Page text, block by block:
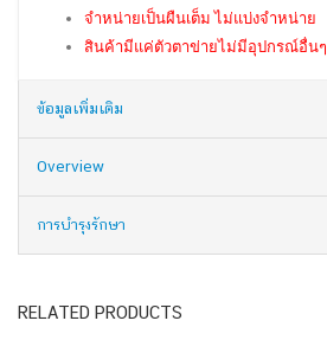
จำหน่ายเป็นผืนเต็ม ไม่แบ่งจำหน่าย
สินค้ามีแค่ตัวตาข่ายไม่มีอุปกรณ์อื่นๆ
ข้อมูลเพิ่มเติม
Overview
การบำรุงรักษา
RELATED PRODUCTS